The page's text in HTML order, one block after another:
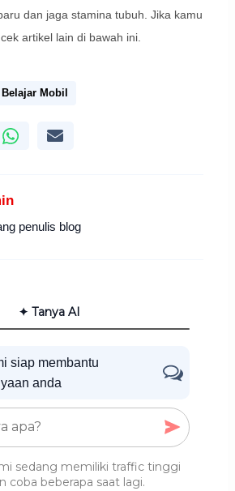
dan jaga stamina tubuh. Jika kamu
artikel lain di bawah ini.
Mobil
penulis blog
✦ Tanya AI
siap membantu
anda
sedang memiliki traffic tinggi
coba beberapa saat lagi.